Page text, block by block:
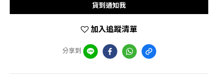
貨到通知我
加入追蹤清單
分享到